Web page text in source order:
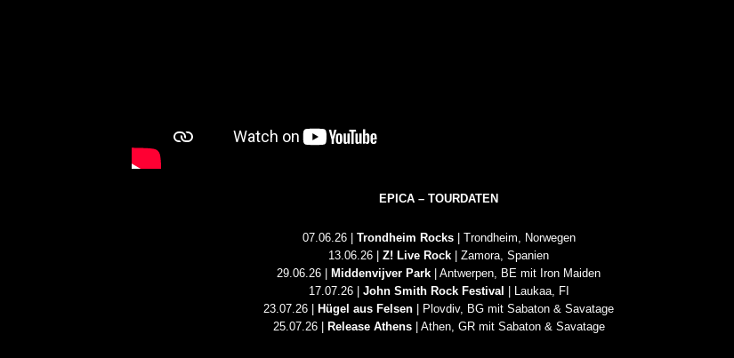
EPICA – TOURDATEN
07.06.26 | Trondheim Rocks| Trondheim, Norwegen
13.06.26 |Z! Live Rock
| Zamora, Spanien
29.06.26 |
Middenvijver Park | Antwerpen, BE mit Iron Maiden
17.07.26 | John Smith Rock Festival
| Laukaa, FI
23.07.26 |
Hügel aus Felsen | Plovdiv, BG mit Sabaton & Savatage
25.07.26 |
Release Athens| Athen, GR mit Sabaton & Savatage
ALLGEMEIN 6 AUG.